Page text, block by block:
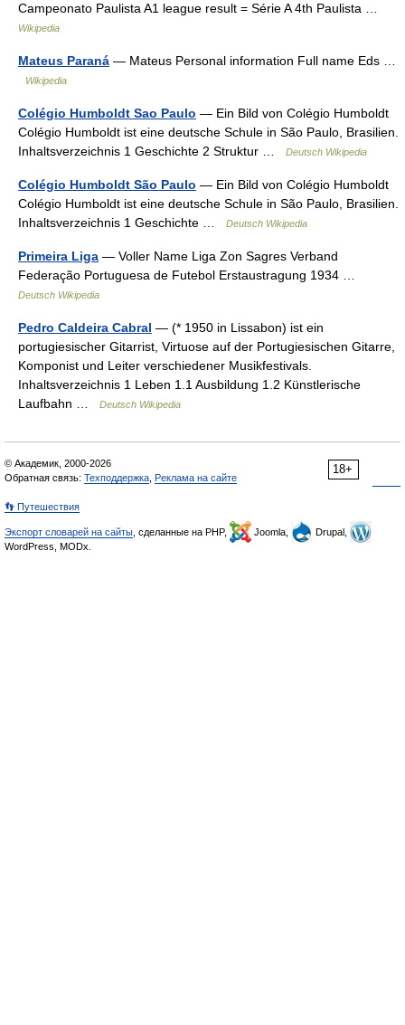
Campeonato Paulista A1 league result = Série A 4th Paulista …
Wikipedia
Mateus Paraná — Mateus Personal information Full name Eds …
Wikipedia
Colégio Humboldt Sao Paulo — Ein Bild von Colégio Humboldt
Colégio Humboldt ist eine deutsche Schule in São Paulo, Brasilien.
Inhaltsverzeichnis 1 Geschichte 2 Struktur …
Deutsch Wikipedia
Colégio Humboldt São Paulo — Ein Bild von Colégio Humboldt
Colégio Humboldt ist eine deutsche Schule in São Paulo, Brasilien.
Inhaltsverzeichnis 1 Geschichte …
Deutsch Wikipedia
Primeira Liga — Voller Name Liga Zon Sagres Verband
Federação Portuguesa de Futebol Erstaustragung 1934 …
Deutsch Wikipedia
Pedro Caldeira Cabral — (* 1950 in Lissabon) ist ein
portugiesischer Gitarrist, Virtuose auf der Portugiesischen Gitarre,
Komponist und Leiter verschiedener Musikfestivals.
Inhaltsverzeichnis 1 Leben 1.1 Ausbildung 1.2 Künstlerische
Laufbahn …
Deutsch Wikipedia
18+
© Академик, 2000-2026
Обратная связь: Техподдержка Реклама на сайте
👣 Путешествия
Экспорт словарей на сайты , сделанные на PHP, Joomla,
Drupal,
WordPress, MODx.